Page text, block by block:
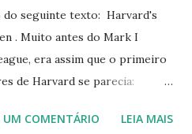
seguinte texto: Harvard's
. Muito antes do Mark I
era assim que o primeiro
de Harvard se parecia:
amável do que o seu apelido
UM COMENTÁRIO LEIA MAIS